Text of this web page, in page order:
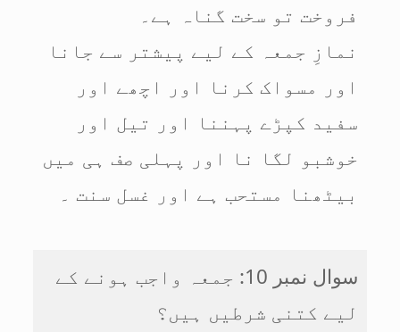
فروخت تو سخت گناہ ہے۔
نمازِ جمعہ کے لیے پیشتر سے جانا
اور مسواک کرنا اور اچھے اور
سفید کپڑے پہننا اور تیل اور
خوشبو لگا نا اور پہلی صف ہی میں
بیٹھنا مستحب ہے اور غسل سنت ۔
سوال نمبر 10: جمعہ واجب ہونے کے
لیے کتنی شرطیں ہیں؟